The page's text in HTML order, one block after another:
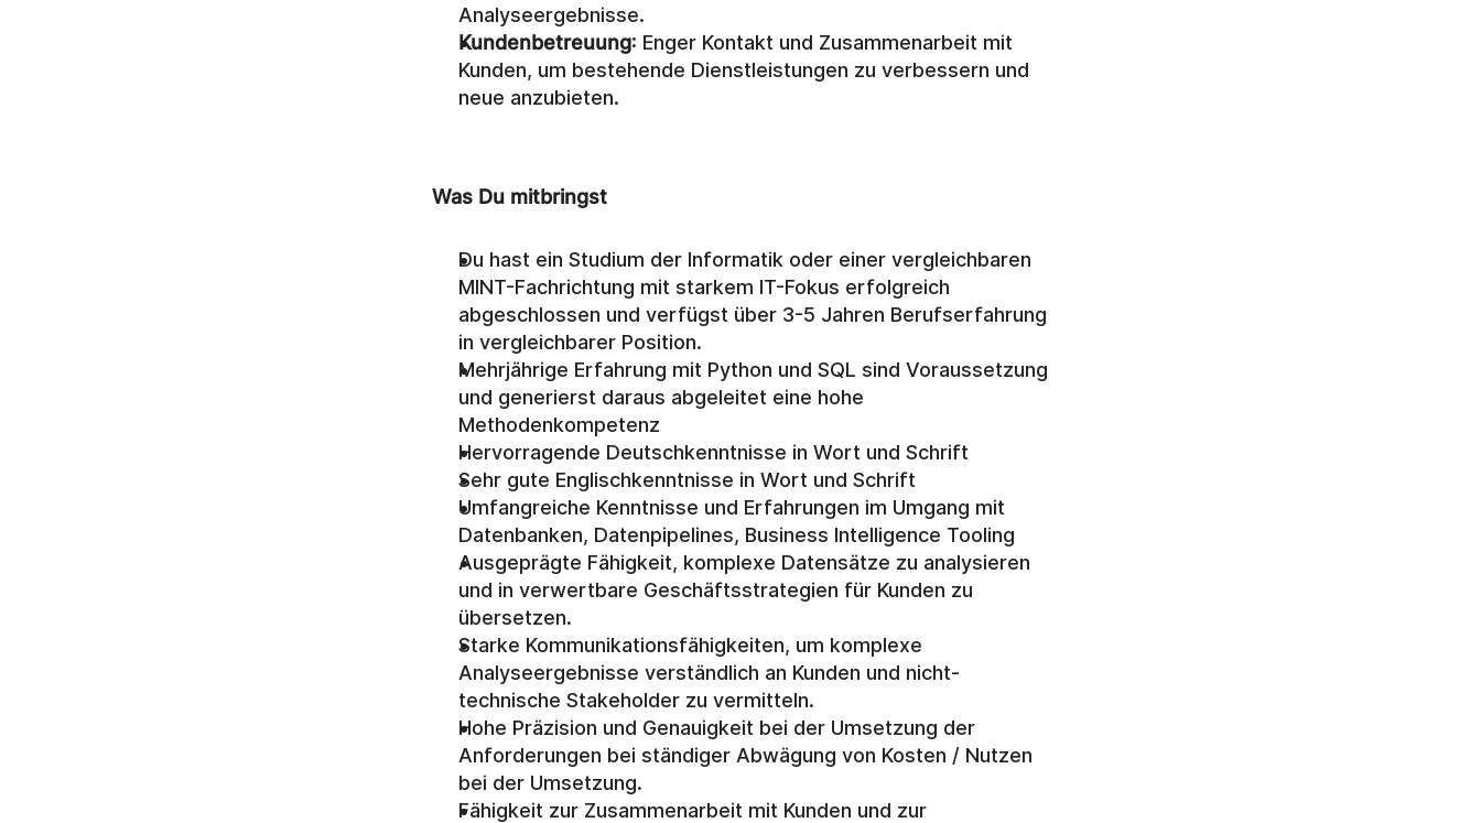
Analyseergebnisse.
Kundenbetreuung: Enger Kontakt und Zusammenarbeit mit
Kunden, um bestehende Dienstleistungen zu verbessern und
neue anzubieten.
Was Du mitbringst
Du hast ein Studium der Informatik oder einer vergleichbaren
MINT-Fachrichtung mit starkem IT-Fokus erfolgreich
abgeschlossen und verfügst über 3-5 Jahren Berufserfahrung
in vergleichbarer Position.
Mehrjährige Erfahrung mit Python und SQL sind Voraussetzung
und generierst daraus abgeleitet eine hohe
Methodenkompetenz
Hervorragende Deutschkenntnisse in Wort und Schrift
Sehr gute Englischkenntnisse in Wort und Schrift
Umfangreiche Kenntnisse und Erfahrungen im Umgang mit
Datenbanken, Datenpipelines, Business Intelligence Tooling
Ausgeprägte Fähigkeit, komplexe Datensätze zu analysieren
und in verwertbare Geschäftsstrategien für Kunden zu
übersetzen.
Starke Kommunikationsfähigkeiten, um komplexe
Analyseergebnisse verständlich an Kunden und nicht-
technische Stakeholder zu vermitteln.
Hohe Präzision und Genauigkeit bei der Umsetzung der
Anforderungen bei ständiger Abwägung von Kosten / Nutzen
bei der Umsetzung.
Fähigkeit zur Zusammenarbeit mit Kunden und zur